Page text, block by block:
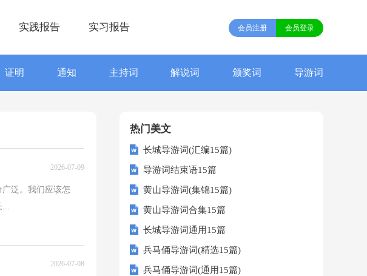
实践报告 实习报告 会员登录
会员注册
证明 通知 主持词 解说词 颁奖词 导游词
2026-07-09
泛。我们应该怎
...
2026-07-08
热门美文
长城导游词(汇编15篇)
导游词结束语15篇
黄山导游词(集锦15篇)
黄山导游词合集15篇
长城导游词通用15篇
兵马俑导游词(精选15篇)
兵马俑导游词(通用15篇)